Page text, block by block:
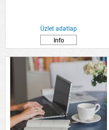
Üzlet adatlap
Info